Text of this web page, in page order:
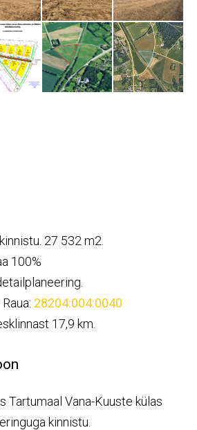
27 532 m2.
100%
28204:004:0040
17,9 km.
Tartumaal Vana-Kuuste külas
kinnistu.